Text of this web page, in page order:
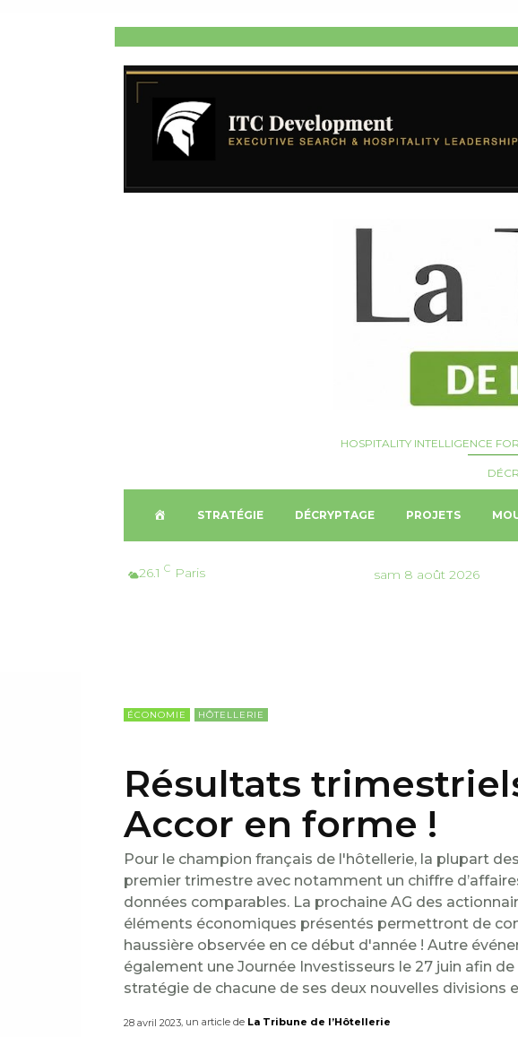
HOSPITALITY INTELLIGENCE
L
STRATÉGIE DÉCRYPTAGE PROJETS
26.1 C Paris sam 8 août 2026
ÉCONOMIE HÔTELLERIE
Résultats
Accor en forme !
Pour le champion français de l'hôtellerie, la plupart
premier trimestre avec notamment un chiffre
données comparables. La prochaine AG des
éléments économiques présentés permettront de
haussière observée en ce début d'année ! Autre
également une Journée Investisseurs le 27 juin afin
stratégie de chacune de ses deux nouvelles divisions
28 avril 2023, un article de La Tribune de l’Hôtellerie